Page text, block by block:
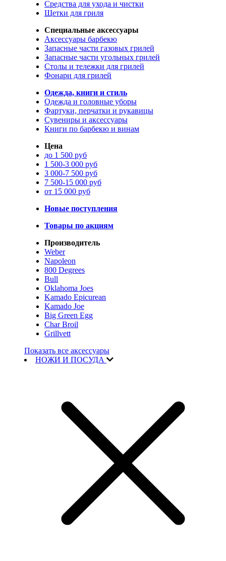
Средства для ухода и чистки
Щетки для гриля
Специальные аксессуары
Аксессуары барбекю
Запасные части газовых грилей
Запасные части угольных грилей
Столы и тележки для грилей
Фонари для грилей
Одежда, книги и стиль
Одежда и головные уборы
Фартуки, перчатки и рукавицы
Сувениры и аксессуары
Книги по барбекю и винам
Цена
до 1 500 руб
1 500-3 000 руб
3 000-7 500 руб
7 500-15 000 руб
от 15 000 руб
Новые поступления
Товары по акциям
Производитель
Weber
Napoleon
800 Degrees
Bull
Oklahoma Joes
Kamado Epicurean
Kamado Joe
Big Green Egg
Char Broil
Grillvett
Показать все аксессуары
НОЖИ И ПОСУДА